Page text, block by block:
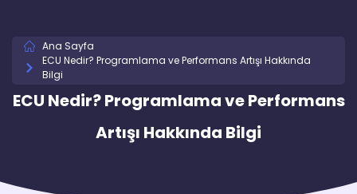
Ana Sayfa
ECU Nedir? Programlama ve Performans Artışı Hakkında
Bilgi
ECU Nedir? Programlama ve Performans
Artışı Hakkında Bilgi